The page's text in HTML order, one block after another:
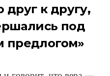
к другу,
под
предлогом»